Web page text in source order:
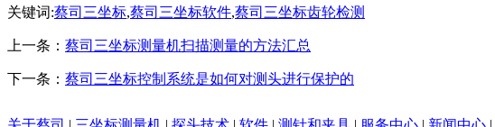
关键词:蔡司三坐标,蔡司三坐标软件,蔡司三坐标齿轮检测
上一条： 蔡司三坐标测量机扫描测量的方法汇总
下一条： 蔡司三坐标控制系统是如何对测头进行保护的